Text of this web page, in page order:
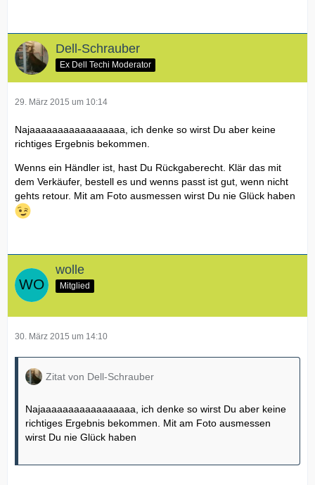
Dell-Schrauber
Ex Dell Techi Moderator
29. März 2015 um 10:14
Najaaaaaaaaaaaaaaaaa, ich denke so wirst Du aber keine
richtiges Ergebnis bekommen.
Wenns ein Händler ist, hast Du Rückgaberecht. Klär das mit
dem Verkäufer, bestell es und wenns passt ist gut, wenn nicht
gehts retour. Mit am Foto ausmessen wirst Du nie Glück haben
wolle
Mitglied
30. März 2015 um 14:10
Zitat von Dell-Schrauber
Najaaaaaaaaaaaaaaaaa, ich denke so wirst Du aber keine
richtiges Ergebnis bekommen. Mit am Foto ausmessen
wirst Du nie Glück haben